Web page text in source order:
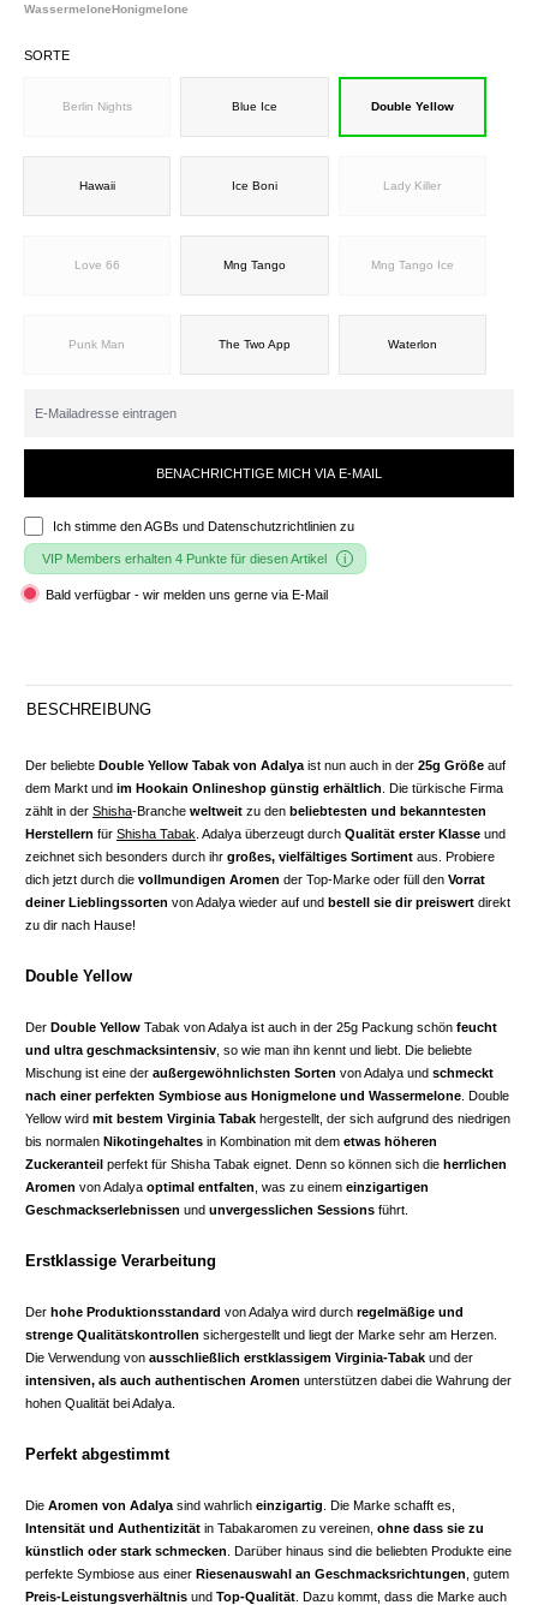
WassermeloneHonigmelone
SORTE
Berlin Nights Blue Ice Double Yellow
Hawaii Ice Boni Lady Killer
Love 66 Mng Tango Mng Tango Ice
Punk Man The Two App Waterlon
BENACHRICHTIGE MICH VIA E-MAIL
Ich stimme denAGBs und Datenschutzrichtlinien zu
VIP Members erhalten 4 Punkte für diesen Artikel
Bald verfügbar - wir melden uns gerne via E-Mail
BESCHREIBUNG
Der beliebte Double Yellow Tabak von Adalya ist nun auch in der 25g Größe auf
dem Markt und im Hookain Onlineshop günstig erhältlich . Die türkische Firma
zählt in der Shisha-Branche weltweit zu den beliebtesten und bekanntesten
Herstellern für Shisha Tabak . Adalya überzeugt durch Qualität erster Klasse und
zeichnet sich besonders durch ihr großes, vielfältiges Sortiment aus. Probiere
dich jetzt durch die vollmundigen Aromen der Top-Marke oder füll den Vorrat
deiner Lieblingssorten von Adalya wieder auf und bestell sie dir preiswert direkt
zu dir nach Hause!
Double Yellow
Der Double Yellow Tabak von Adalya ist auch in der 25g Packung schön feucht
und ultra geschmacksintensiv , so wie man ihn kennt und liebt. Die beliebte
Mischung ist eine der außergewöhnlichsten Sorten von Adalya und schmeckt
nach einer perfekten Symbiose aus Honigmelone und Wassermelone . Double
Yellow wird mit bestem Virginia Tabak hergestellt, der sich aufgrund des niedrigen
bis normalen Nikotingehaltes in Kombination mit dem etwas höheren
Zuckeranteil perfekt für Shisha Tabak eignet. Denn so können sich die herrlichen
Aromen von Adalya optimal entfalten , was zu einem einzigartigen
Geschmackserlebnissen und unvergesslichen Sessions führt.
Erstklassige Verarbeitung
Der hohe Produktionsstandard von Adalya wird durch regelmäßige und
strenge Qualitätskontrollen sichergestellt und liegt der Marke sehr am Herzen.
Die Verwendung von ausschließlich erstklassigem Virginia-Tabak und der
intensiven, als auch authentischen Aromen unterstützen dabei die Wahrung der
hohen Qualität bei Adalya.
Perfekt abgestimmt
Die Aromen von Adalya sind wahrlich einzigartig . Die Marke schafft es,
Intensität und Authentizität in Tabakaromen zu vereinen, ohne dass sie zu
künstlich oder stark schmecken . Darüber hinaus sind die beliebten Produkte eine
perfekte Symbiose aus einer Riesenauswahl an Geschmacksrichtungen , gutem
Preis-Leistungsverhältnis und Top-Qualität . Dazu kommt, dass die Marke auch